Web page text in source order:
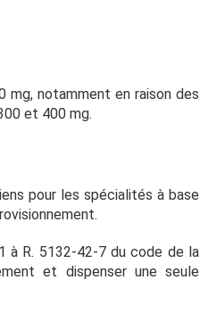
mg, notamment en raison des
et 400 mg.
pour les spécialités à base
à R. 5132-42-7 du code de la
et dispenser une seule